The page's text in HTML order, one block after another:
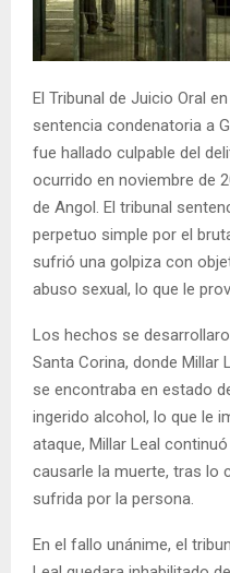
E
N
U
El Tribunal de Juicio Oral
sentencia condenatoria a
fue hallado culpable del
ocurrido en noviembre de
de Angol. El tribunal
perpetuo simple por el
sufrió una golpiza con
abuso sexual, lo que le
Los hechos se
Santa Corina, donde Millar
se encontraba en estado
ingerido alcohol, lo que le
ataque, Millar Leal
causarle la muerte, tras lo
sufrida por la persona.
En el fallo unánime, el